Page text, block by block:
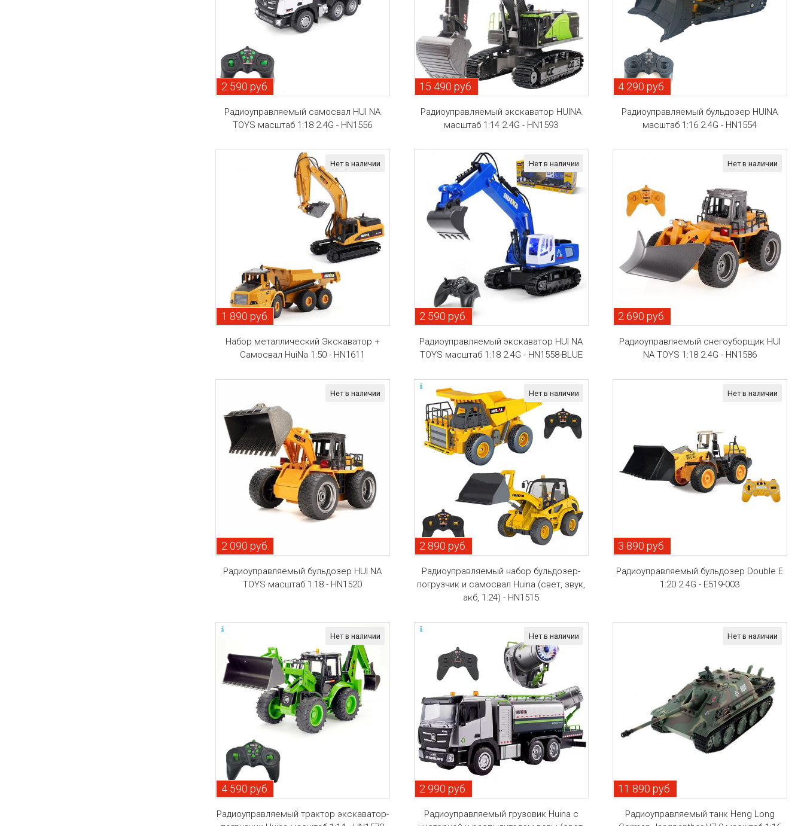
2 590 руб.
Радиоуправляемый самосвал HUI NA
TOYS масштаб 1:18 2.4G - HN1556
15 490 руб.
Радиоуправляемый экскаватор HUINA
масштаб 1:14 2.4G - HN1593
4 290 руб.
Радиоуправляемый бульдозер HUINA
масштаб 1:16 2.4G - HN1554
Нет в наличии
1 890 руб.
Набор металлический Экскаватор +
Самосвал HuiNa 1:50 - HN1611
Нет в наличии
2 590 руб.
Радиоуправляемый экскаватор HUI NA
TOYS масштаб 1:18 2.4G - HN1558-BLUE
Нет в наличии
2 690 руб.
Радиоуправляемый снегоуборщик HUI
NA TOYS 1:18 2.4G - HN1586
Нет в наличии
2 090 руб.
Радиоуправляемый бульдозер HUI NA
TOYS масштаб 1:18 - HN1520
Нет в наличии
2 890 руб.
Радиоуправляемый набор бульдозер-
погрузчик и самосвал Huina (свет, звук,
акб, 1:24) - HN1515
Нет в наличии
3 890 руб.
Радиоуправляемый бульдозер Double E
1:20 2.4G - E519-003
Нет в наличии
4 590 руб.
Радиоуправляемый трактор экскаватор-
Нет в наличии
2 990 руб.
Радиоуправляемый грузовик Huina с
Нет в наличии
11 890 руб.
Радиоуправляемый танк Heng Long